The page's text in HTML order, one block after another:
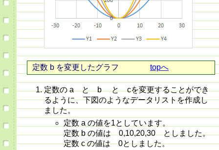
定数 b を変更したグラフ topへ
定数の a と b と cを変更することができ
るように、下図のようなデータリストを作成し
ました。
定数 a の値を1としています。
定数 b の値は 0,10,20,30 としました。
定数 c の値は 0としました。